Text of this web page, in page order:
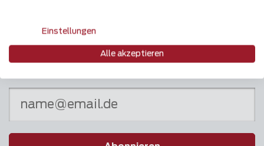
Einstellungen
Alle akzeptieren